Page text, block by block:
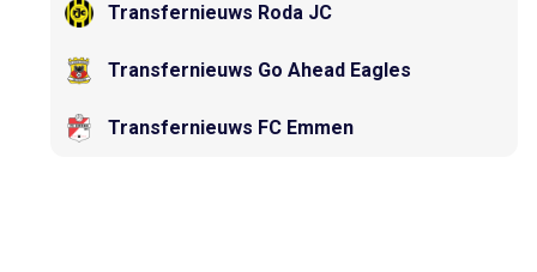
Transfernieuws Roda JC
Transfernieuws Go Ahead Eagles
Transfernieuws FC Emmen